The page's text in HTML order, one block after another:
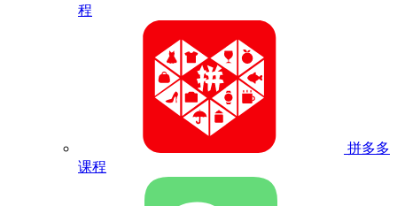
程
拼多多
课程